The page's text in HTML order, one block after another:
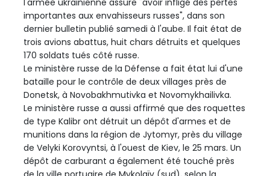
importantes aux envahisseurs russes", dans son
dernier bulletin publié samedi à l'aube. Il fait état de
trois avions abattus, huit chars détruits et quelques
170 soldats tués côté russe.
Le ministère russe de la Défense a fait état lui d'une
bataille pour le contrôle de deux villages près de
Donetsk, à Novobakhmutivka et Novomykhailivka.
Le ministère russe a aussi affirmé que des roquettes
de type Kalibr ont détruit un dépôt d'armes et de
munitions dans la région de Jytomyr, près du village
de Velyki Korovyntsi, à l'ouest de Kiev, le 25 mars. Un
dépôt de carburant a également été touché près